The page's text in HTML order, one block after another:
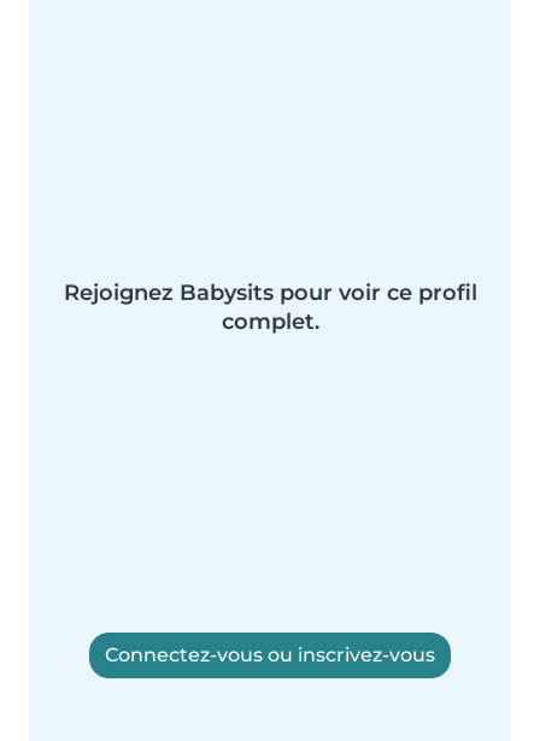
Rejoignez Babysits pour voir ce profil
complet.
Connectez-vous ou inscrivez-vous